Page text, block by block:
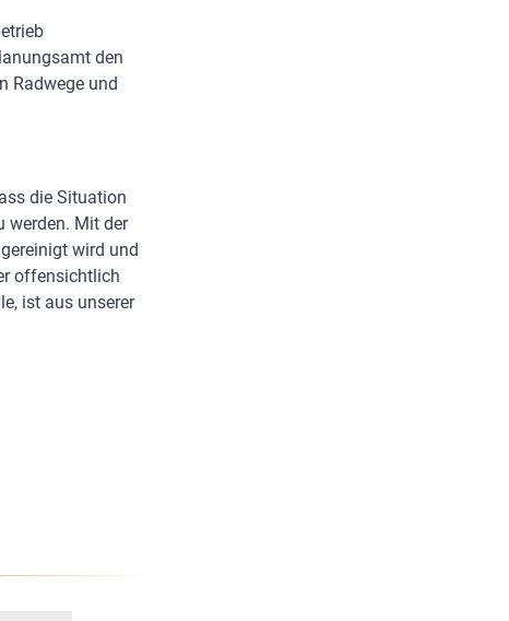
den
Radwege und
die Situation
werden. Mit der
wird und
offensichtlich
ist aus unserer